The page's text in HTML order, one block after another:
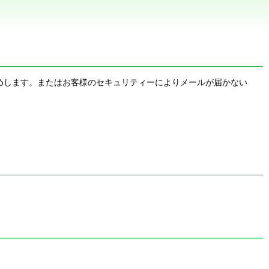
ます。またはお客様のセキュリティーによりメールが届かない